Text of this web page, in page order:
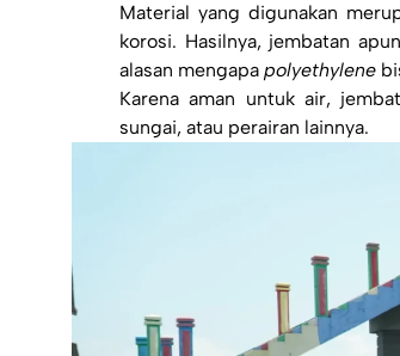
Material yang digunakan
korosi. Hasilnya, jembatan
alasan mengapa polyethylene
Karena aman untuk air,
sungai, atau perairan lainnya.